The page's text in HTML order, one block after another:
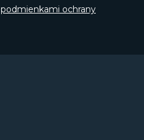
podmienkami ochrany